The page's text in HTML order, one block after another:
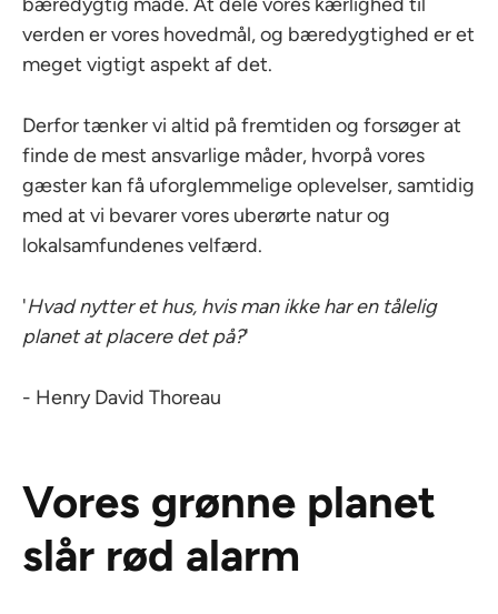
verden er vores hovedmål, og bæredygtighed er et
meget vigtigt aspekt af det.
Derfor tænker vi altid på fremtiden og forsøger at
finde de mest ansvarlige måder, hvorpå vores
gæster kan få uforglemmelige oplevelser, samtidig
med at vi bevarer vores uberørte natur og
lokalsamfundenes velfærd.
'Hvad nytter et hus, hvis man ikke har en tålelig
planet at placere det på?'
- Henry David Thoreau
Vores grønne planet
slår rød alarm